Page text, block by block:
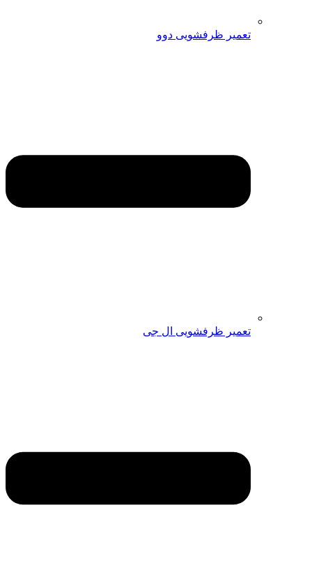
تعمیر ظرفشویی دوو
تعمیر ظرفشویی ال جی